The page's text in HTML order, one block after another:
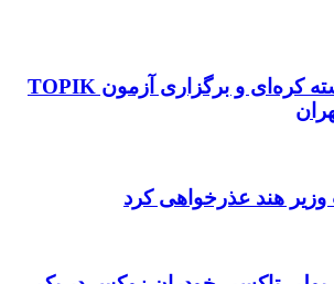
راه‌اندازی رشته کره‌ای و برگزاری آزمون TOPIK
هند عذرخواهی کرد